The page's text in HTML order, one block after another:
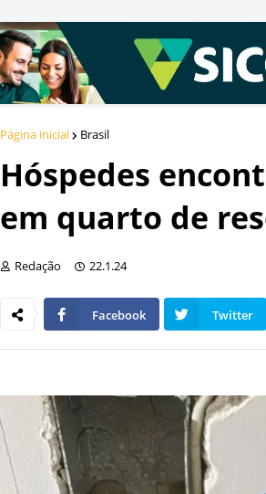
Página inicial Brasil
Hóspedes
em quarto de
Redação 22.1.24
Facebook Twitter